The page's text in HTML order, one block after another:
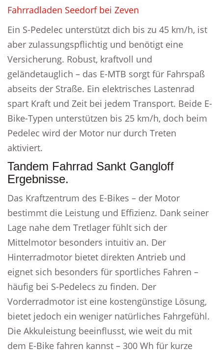
Fahrradladen Seedorf bei Zeven
Ein S-Pedelec unterstützt dich bis zu 45 km/h, ist
aber zulassungspflichtig und benötigt eine
Versicherung. Robust, kraftvoll und
geländetauglich – das E-MTB sorgt für Fahrspaß
abseits der Straße. Ein elektrisches Lastenrad
spart Kraft und Zeit bei jedem Transport. Beide E-
Bike-Typen unterstützen bis 25 km/h, doch beim
Pedelec wird der Motor nur durch Treten
aktiviert.
Tandem Fahrrad Sankt Gangloff
Ergebnisse.
Das Kraftzentrum des E-Bikes – der Motor
bestimmt die Leistung und Effizienz. Dank seiner
Lage nahe dem Tretlager fühlt sich der
Mittelmotor besonders intuitiv an. Der
Hinterradmotor bietet direkten Antrieb und
eignet sich besonders für sportliches Fahren –
häufig bei S-Pedelecs zu finden. Der
Vorderradmotor ist eine kostengünstige Lösung,
bietet jedoch ein weniger natürliches Fahrgefühl.
Die Akkuleistung beeinflusst, wie weit du mit
dem E-Bike fahren kannst – 300 Wh für kurze